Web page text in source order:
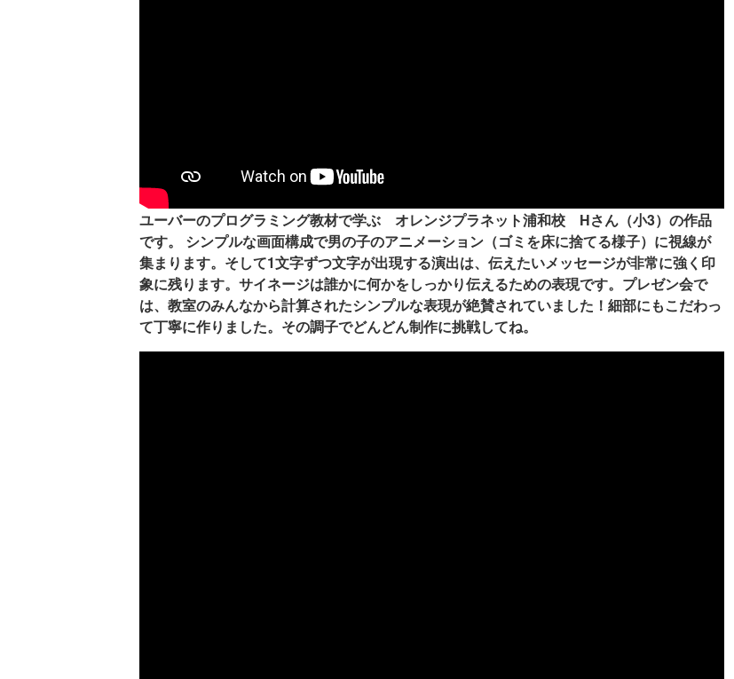
ユーバーのプログラミング教材で学ぶ オレンジプラネット浦和校 Hさん（小3）の作品
です。 シンプルな画面構成で男の子のアニメーション（ゴミを床に捨てる様子）に視線が
集まります。そして1文字ずつ文字が出現する演出は、伝えたいメッセージが非常に強く印
象に残ります。サイネージは誰かに何かをしっかり伝えるための表現です。プレゼン会で
は、教室のみんなから計算されたシンプルな表現が絶賛されていました！細部にもこだわっ
て丁寧に作りました。その調子でどんどん制作に挑戦してね。